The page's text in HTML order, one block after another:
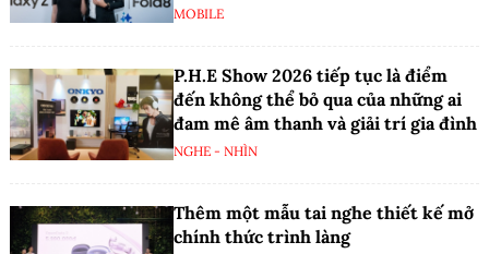
MOBILE
P.H.E Show 2026 tiếp tục là điểm
đến không thể bỏ qua của những ai
đam mê âm thanh và giải trí gia đình
NGHE - NHÌN
Thêm một mẫu tai nghe thiết kế mở
chính thức trình làng